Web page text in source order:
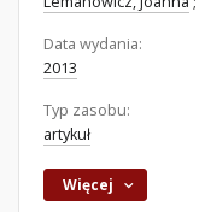
Data wydania:
2013
Typ zasobu:
artykuł
Więcej